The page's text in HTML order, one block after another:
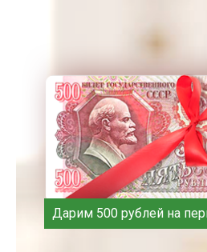
Дарим 500 рублей на